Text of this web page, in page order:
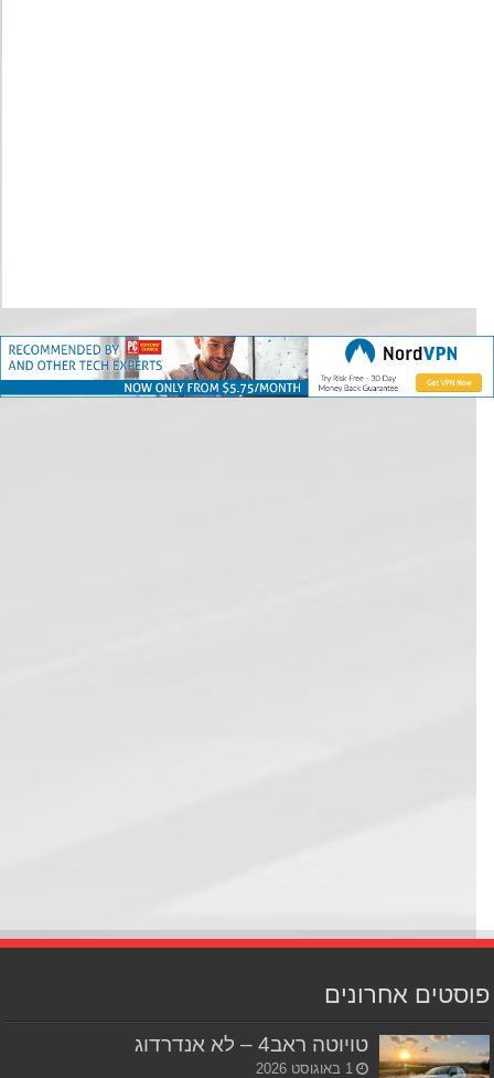
אחרונים
טויוטה ראב4 – לא אנדרדוג
1 באוגוסט 2026